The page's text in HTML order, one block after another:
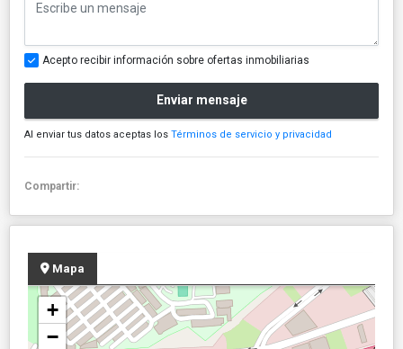
Acepto recibir información sobre ofertas inmobiliarias
Enviar mensaje
Al enviar tus datos aceptas los Términos de servicio y privacidad
Compartir:
Mapa
+
−